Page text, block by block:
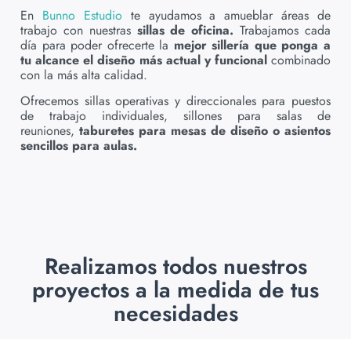
En Bunno Estudiote ayudamos a amueblar áreas de
trabajo con nuestras sillas de oficina. Trabajamos cada
día para poder ofrecerte la mejor sillería que ponga a
tu alcance el diseño más actual y funcionalcombinado
con la más alta calidad.
Ofrecemos sillas operativas y direccionales para puestos
de trabajo individuales, sillones para salas de
reuniones, taburetes para mesas de diseño o asientos
sencillos para aulas.
Realizamos todos nuestros
proyectos a la medida de tus
necesidades